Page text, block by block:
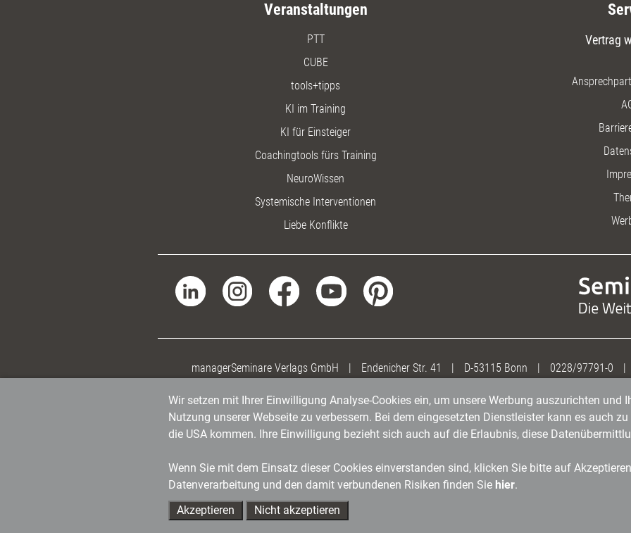
Veranstaltungen
PTT
CUBE
tools+tipps
KI im Training
KI für Einsteiger
Coachingtools fürs Training
NeuroWissen
Systemische Interventionen
Liebe Konflikte
Vertrag
managerSeminare Verlags GmbH | Endenicher Str. 41 | D-53115 Bonn | 0228/97791-0 |
Wir setzen mit Ihrer Einwilligung Analyse-Cookies ein, um unsere Werbung auszurichten und
Nutzung unserer Webseite zu verbessern. Bei dem eingesetzten Dienstleister kann es auch
die USA kommen. Ihre Einwilligung bezieht sich auch auf die Erlaubnis, diese
Wenn Sie mit dem Einsatz dieser Cookies einverstanden sind, klicken Sie bitte auf
Datenverarbeitung und den damit verbundenen Risiken finden Sie hier.
Akzeptieren
Nicht akzeptieren